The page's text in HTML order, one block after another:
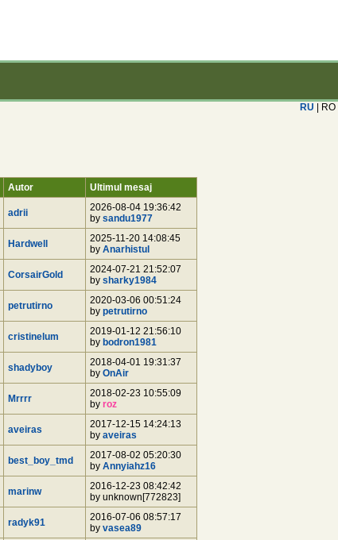
RU | RO
Autor Ultimul mesaj
adrii
2026-08-04 19:36:42
by sandu1977
Hardwell
2025-11-20 14:08:45
by Anarhistul
CorsairGold
2024-07-21 21:52:07
by sharky1984
petrutirno
2020-03-06 00:51:24
by petrutirno
cristinelum
2019-01-12 21:56:10
by bodron1981
shadyboy
2018-04-01 19:31:37
by OnAir
Mrrrr
2018-02-23 10:55:09
by roz
aveiras
2017-12-15 14:24:13
by aveiras
best_boy_tmd
2017-08-02 05:20:30
by Annyiahz16
marinw
2016-12-23 08:42:42
by unknown[772823]
radyk91
2016-07-06 08:57:17
by vasea89